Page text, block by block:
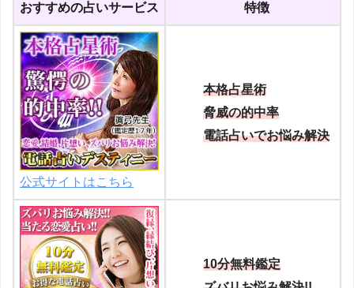
おすすめの占いサービス 特徴
公式サイトはこちら
本格占星術
脅威の的中率
電話占いでお悩み解決
10分無料鑑定